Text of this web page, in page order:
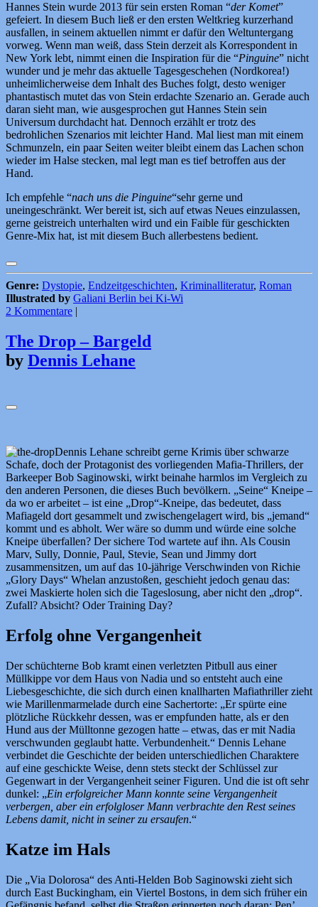
Hannes Stein wurde 2013 für sein ersten Roman “der Komet”
gefeiert. In diesem Buch ließ er den ersten Weltkrieg kurzerhand
ausfallen, in seinem aktuellen nimmt er dafür den Weltuntergang
vorweg. Wenn man weiß, dass Stein derzeit als Korrespondent in
New York lebt, nimmt einen die Inspiration für die “Pinguine” nicht
wunder und je mehr das aktuelle Tagesgeschehen (Nordkorea!)
unheimlicherweise dem Inhalt des Buches folgt, desto weniger
phantastisch mutet das von Stein erdachte Szenario an. Gerade auch
daran sieht man, wie ausgesprochen gut Hannes Stein sein
Universum durchdacht hat. Dennoch erzählt er trotz des
bedrohlichen Szenarios mit leichter Hand. Mal liest man mit einem
Schmunzeln, ein paar Seiten weiter bleibt einem das Lachen schon
wieder im Halse stecken, mal legt man es tief betroffen aus der
Hand.
Ich empfehle “nach uns die Pinguine“sehr gerne und
uneingeschränkt. Wer bereit ist, sich auf etwas Neues einzulassen,
gerne geistreich unterhalten wird und ein Faible für geschickten
Genre-Mix hat, ist mit diesem Buch allerbestens bedient.
Genre: Dystopie, Endzeitgeschichten, Kriminalliteratur, Roman
Illustrated by Galiani Berlin bei Ki-Wi
2 Kommentare |
The Drop – Bargeld
by Dennis Lehane
Dennis Lehane schreibt gerne Krimis über schwarze
Schafe, doch der Protagonist des vorliegenden Mafia-Thrillers, der
Barkeeper Bob Saginowski, wirkt beinahe harmlos im Vergleich zu
den anderen Personen, die dieses Buch bevölkern. „Seine“ Kneipe –
da wo er arbeitet – ist eine „Drop“-Kneipe, das bedeutet, dass
Mafiageld dort gesammelt und zwischengelagert wird, bis „jemand“
kommt und es abholt. Wer wäre so dumm und würde eine solche
Kneipe überfallen? Der sichere Tod wartete auf ihn. Als Cousin
Marv, Sully, Donnie, Paul, Stevie, Sean und Jimmy dort
zusammensitzen, um auf das 10-jährige Verschwinden von Richie
„Glory Days“ Whelan anzustoßen, geschieht jedoch genau das:
zwei Maskierte holen sich die Tageslosung, aber nicht den „drop“.
Zufall? Absicht? Oder Training Day?
Erfolg ohne Vergangenheit
Der schüchterne Bob kramt einen verletzten Pitbull aus einer
Müllkippe vor dem Haus von Nadia und so entsteht auch eine
Liebesgeschichte, die sich durch einen knallharten Mafiathriller zieht
wie Marillenmarmelade durch eine Sachertorte: „Er spürte eine
plötzliche Rückkehr dessen, was er empfunden hatte, als er den
Hund aus der Mülltonne gezogen hatte – etwas, das er mit Nadia
verschwunden geglaubt hatte. Verbundenheit.“ Dennis Lehane
verbindet die Geschichte der beiden unterschiedlichen Charaktere
auf eine geschickte Weise, denn stets steckt der Schlüssel zur
Gegenwart in der Vergangenheit seiner Figuren. Und die ist oft sehr
dunkel: „Ein erfolgreicher Mann konnte seine Vergangenheit
verbergen, aber ein erfolgloser Mann verbrachte den Rest seines
Lebens damit, nicht in seiner zu ersaufen.“
Katze im Hals
Die „Via Dolorosa“ des Anti-Helden Bob Saginowski zieht sich
durch East Buckingham, ein Viertel Bostons, in dem sich früher ein